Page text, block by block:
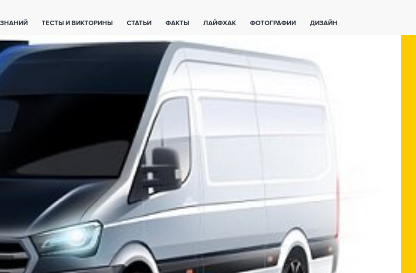
ЗНАНИЙ ТЕСТЫ И ВИКТОРИНЫ СТАТЬИ ФАКТЫ ЛАЙФХАК ФОТОГРАФИИ ДИЗАЙН
ПОЛЕЗНО ЗНАТЬ ЗАКОНОДАТЕЛЬСТВО ВАЖНО ЗНАТЬ